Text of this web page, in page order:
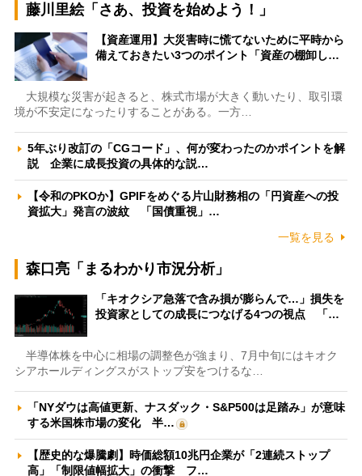
藤川里絵「さあ、投資を始めよう！」
【資産運用】大災害時に慌てないために平時から
備えておきたい3つのポイント「資産の棚卸し…
大規模な災害が起きると、株式市場が大きく動いたり、取引環
境が不安定になったりすることがある。一方…
5年ぶり改訂の「CGコード」、何が変わったのかポイントを解
説 企業に成長投資の具体的な説…
【令和のPKOか】GPIFをめぐる片山財務相の「円資産への投
資拡大」発言の波紋 「国債重視」…
一覧を見る
森口亮「まるわかり市況分析」
「キオクシア急落で含み損が膨らんで…」損失を
投資家としての成長につなげる4つの視点 「…
半導体株を中心に相場の調整色が強まり、7月中旬にはキオク
シアホールディングスがストップ安をつけるな…
「NYダウは高値更新、ナスダック・S&P500は足踏み」が意味
する米国株市場の変化 半…
【歴史的な爆騰劇】時価総額10兆円企業が「2連続ストップ
高」「制限値幅拡大」の衝撃 フ…